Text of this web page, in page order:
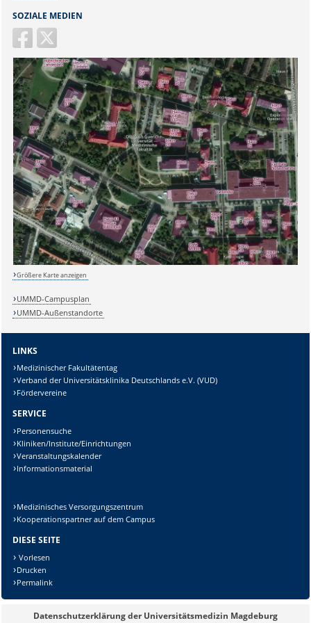
Sicherheitsabfrage:
Lösung:
SOZIALE MEDIEN
Größere Karte anzeigen
UMMD-Campusplan
UMMD-Außenstandorte
LINKS
Medizinischer Fakultätentag
Verband der Universitätsklinika Deutschlands e.V. (VUD)
Fördervereine
SERVICE
Personensuche
Kliniken/Institute/Einrichtungen
Veranstaltungskalender
Informationsmaterial
Medizinisches Versorgungszentrum
Kooperationspartner auf dem Campus
DIESE SEITE
Vorlesen
Drucken
Permalink
Datenschutzerklärung der Universitätsmedizin Magdeburg